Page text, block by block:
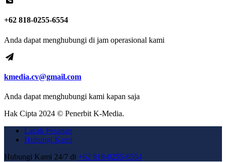
+62 818-0255-6554
Anda dapat menghubungi di jam operasional kami
kmedia.cv@gmail.com
Anda dapat menghubungi kami kapan saja
Hak Cipta 2024 © Penerbit K-Media.
Lacak Pesanan
Hubungi Kami
Hubungi Kami 24/7 di +62 818-0255-6554